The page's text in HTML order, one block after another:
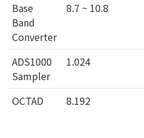
Base
Band
Converter
8.7 ~ 10.8
ADS1000
Sampler
1.024
OCTAD 8.192